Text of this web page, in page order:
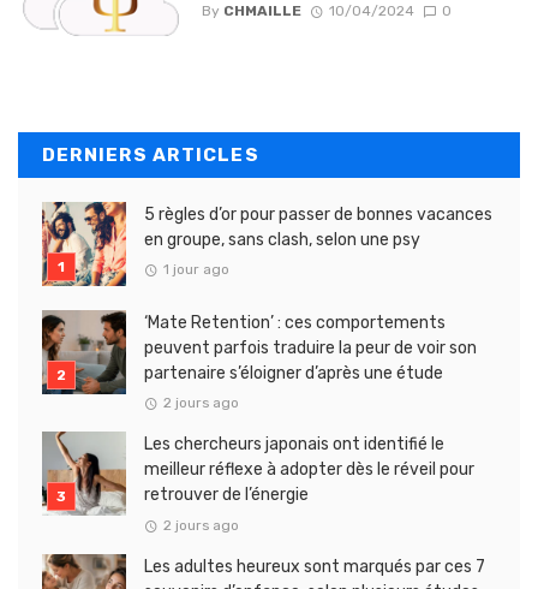
By CHMAILLE 10/04/2024 0
DERNIERS ARTICLES
5 règles d’or pour passer de bonnes vacances
en groupe, sans clash, selon une psy
1 jour ago
‘Mate Retention’ : ces comportements
peuvent parfois traduire la peur de voir son
partenaire s’éloigner d’après une étude
2 jours ago
Les chercheurs japonais ont identifié le
meilleur réflexe à adopter dès le réveil pour
retrouver de l’énergie
2 jours ago
Les adultes heureux sont marqués par ces 7